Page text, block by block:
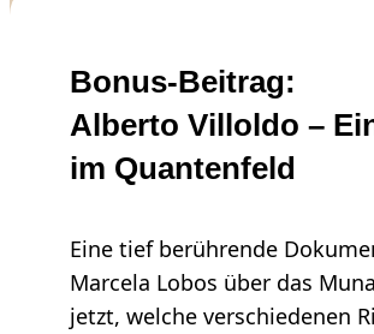
Bonus-Beitrag:
Alberto Villoldo –
im Quantenfeld
Eine tief berührende
Marcela Lobos über das
jetzt, welche verschiedenen